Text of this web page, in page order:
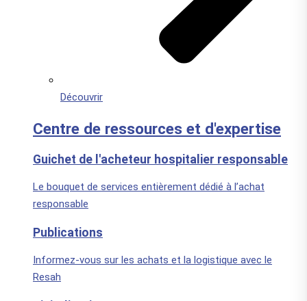
Découvrir
Centre de ressources et d'expertise
Guichet de l'acheteur hospitalier responsable
Le bouquet de services entièrement dédié à l’achat
responsable
Publications
Informez-vous sur les achats et la logistique avec le
Resah